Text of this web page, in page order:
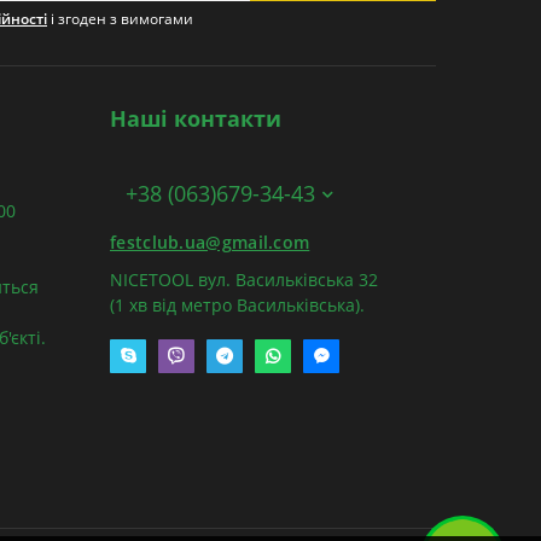
і згоден з вимогами
Наші контакти
+38 (063)679-34-43
festclub.ua@gmail.com
NICETOOL вул. Васильківська 32
(1 хв від метро Васильківська).